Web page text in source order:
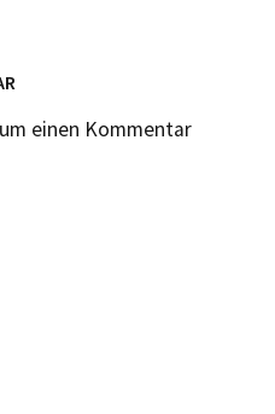
einen Kommentar